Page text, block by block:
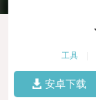
工具
安卓下载